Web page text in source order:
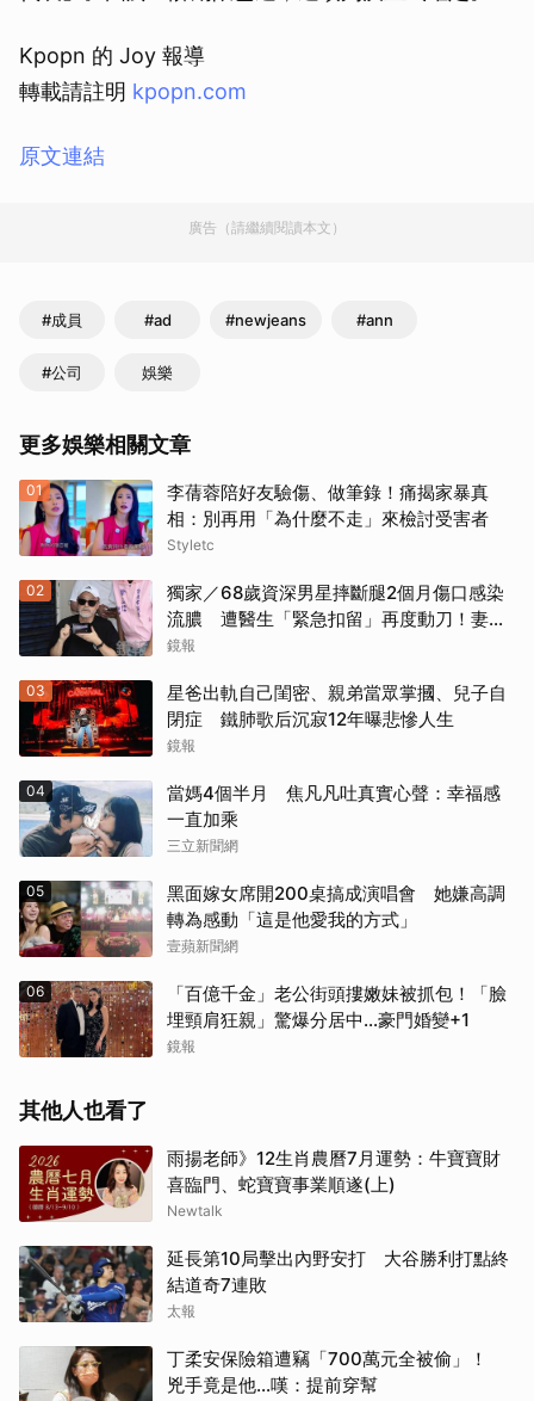
Kpopn 的 Joy 報導
轉載請註明 kpopn.com
原文連結
廣告（請繼續閱讀本文）
#成員 #ad #newjeans #ann
#公司 娛樂
更多娛樂相關文章
01
李蒨蓉陪好友驗傷、做筆錄！痛揭家暴真
相：別再用「為什麼不走」來檢討受害者
Styletc
02
獨家／68歲資深男星摔斷腿2個月傷口感染
流膿 遭醫生「緊急扣留」再度動刀！妻心
力交瘁曝現況
鏡報
03
星爸出軌自己閨密、親弟當眾掌摑、兒子自
閉症 鐵肺歌后沉寂12年曝悲慘人生
鏡報
04
當媽4個半月 焦凡凡吐真實心聲：幸福感
一直加乘
三立新聞網
05
黑面嫁女席開200桌搞成演唱會 她嫌高調
轉為感動「這是他愛我的方式」
壹蘋新聞網
06
「百億千金」老公街頭摟嫩妹被抓包！「臉
埋頸肩狂親」驚爆分居中...豪門婚變+1
鏡報
其他人也看了
雨揚老師》12生肖農曆7月運勢：牛寶寶財
喜臨門、蛇寶寶事業順遂(上)
Newtalk
延長第10局擊出內野安打 大谷勝利打點終
結道奇7連敗
太報
丁柔安保險箱遭竊「700萬元全被偷」！
兇手竟是他...嘆：提前穿幫